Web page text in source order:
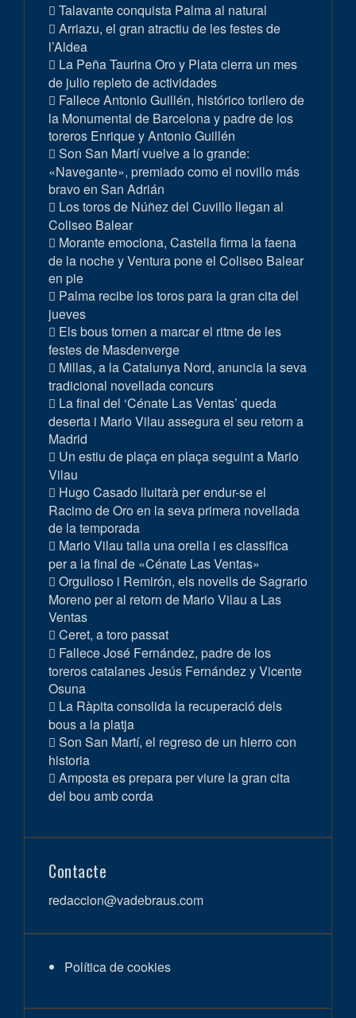
Talavante conquista Palma al natural
Arriazu, el gran atractiu de les festes de
l’Aldea
La Peña Taurina Oro y Plata cierra un mes
de julio repleto de actividades
Fallece Antonio Guillén, histórico torilero de
la Monumental de Barcelona y padre de los
toreros Enrique y Antonio Guillén
Son San Martí vuelve a lo grande:
«Navegante», premiado como el novillo más
bravo en San Adrián
Los toros de Núñez del Cuvillo llegan al
Coliseo Balear
Morante emociona, Castella firma la faena
de la noche y Ventura pone el Coliseo Balear
en pie
Palma recibe los toros para la gran cita del
jueves
Els bous tornen a marcar el ritme de les
festes de Masdenverge
Millas, a la Catalunya Nord, anuncia la seva
tradicional novellada concurs
La final del ‘Cénate Las Ventas’ queda
deserta i Mario Vilau assegura el seu retorn a
Madrid
Un estiu de plaça en plaça seguint a Mario
Vilau
Hugo Casado lluitarà per endur-se el
Racimo de Oro en la seva primera novellada
de la temporada
Mario Vilau talla una orella i es classifica
per a la final de «Cénate Las Ventas»
Orgulloso i Remirón, els novells de Sagrario
Moreno per al retorn de Mario Vilau a Las
Ventas
Ceret, a toro passat
Fallece José Fernández, padre de los
toreros catalanes Jesús Fernández y Vicente
Osuna
La Ràpita consolida la recuperació dels
bous a la platja
Son San Martí, el regreso de un hierro con
historia
Amposta es prepara per viure la gran cita
del bou amb corda
Contacte
redaccion@vadebraus.com
Política de cookies